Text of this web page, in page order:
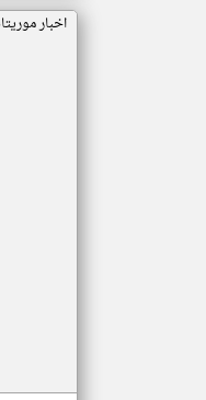
اخبار